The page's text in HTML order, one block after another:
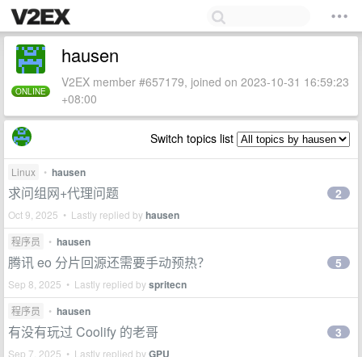
ONLINE
hausen
V2EX member #657179, joined on 2023-10-31 16:59:23
+08:00
Switch topics list
Linux • hausen
求问组网+代理问题
Oct 9, 2025 • Lastly replied byhausen
2
程序员 • hausen
腾讯 eo 分片回源还需要手动预热？
Sep 8, 2025 • Lastly replied byspritecn
5
程序员 • hausen
有没有玩过 Coolify 的老哥
Sep 7, 2025 • Lastly replied byGPU
3